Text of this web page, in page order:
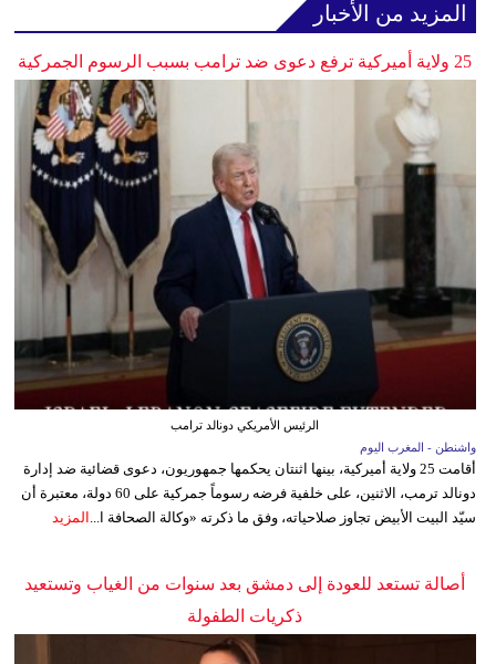
المزيد من الأخبار
25 ولاية أميركية ترفع دعوى ضد ترامب بسبب الرسوم الجمركية
الرئيس الأمريكي دونالد ترامب
واشنطن - المغرب اليوم
أقامت 25 ولاية أميركية، بينها اثنتان يحكمها جمهوريون، دعوى قضائية ضد إدارة
دونالد ترمب، الاثنين، على خلفية فرضه رسوماً جمركية على 60 دولة، معتبرة أن
سيّد البيت الأبيض تجاوز صلاحياته، وفق ما ذكرته «وكالة الصحافة ا...
المزيد
أصالة تستعد للعودة إلى دمشق بعد سنوات من الغياب وتستعيد
ذكريات الطفولة